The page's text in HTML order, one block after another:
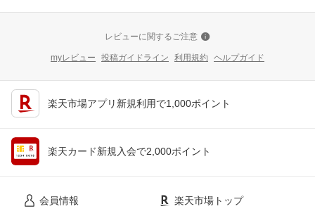
レビューに関するご注意
myレビュー 投稿ガイドライン 利用規約 ヘルプガイド
楽天市場アプリ新規利用で1,000ポイント
楽天カード新規入会で2,000ポイント
会員情報 楽天市場トップ